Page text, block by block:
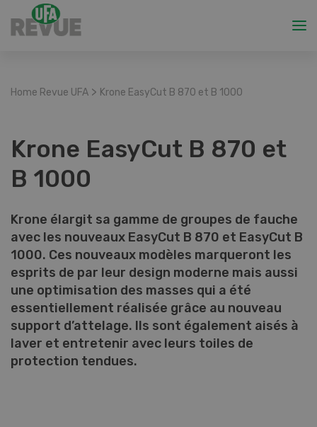
Home Revue UFA > Krone EasyCut B 870 et B 1000
Krone EasyCut B 870 et
B 1000
Krone élargit sa gamme de groupes de fauche
avec les nouveaux EasyCut B 870 et EasyCut B
1000. Ces nouveaux modèles marqueront les
esprits de par leur design moderne mais aussi
une optimisation des masses qui a été
essentiellement réalisée grâce au nouveau
support d’attelage. Ils sont également aisés à
laver et entretenir avec leurs toiles de
protection tendues.